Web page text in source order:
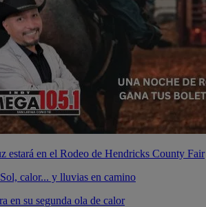
estará en el Rodeo de Hendricks County Fair
en su segunda ola de calor